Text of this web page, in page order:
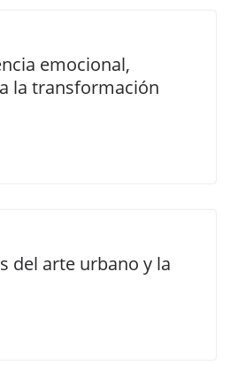
emocional,
la transformación
del arte urbano y la